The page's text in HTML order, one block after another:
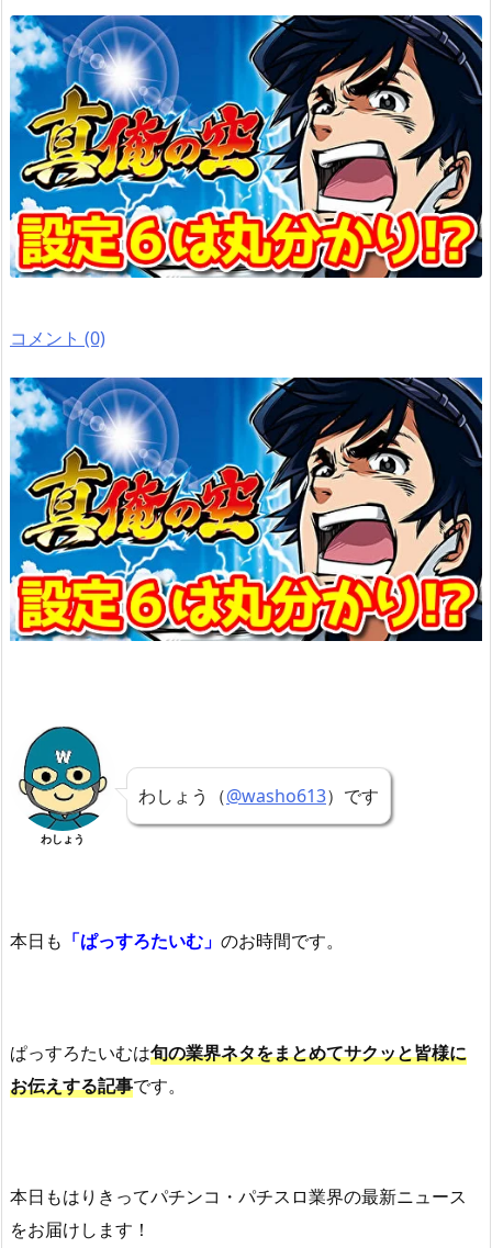
コメント (0)
わしょう
わしょう（@washo613）です
本日も 「ぱっすろたいむ」 のお時間です。
ぱっすろたいむは旬の業界ネタをまとめてサクッと皆様に
お伝えする記事です。
本日もはりきってパチンコ・パチスロ業界の最新ニュース
をお届けします！